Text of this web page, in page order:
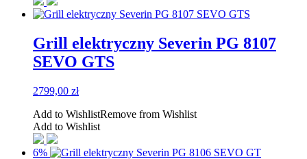
Grill elektryczny Severin PG 8107
SEVO GTS
2799,00 zł
Add to WishlistRemove from Wishlist
Add to Wishlist
6%